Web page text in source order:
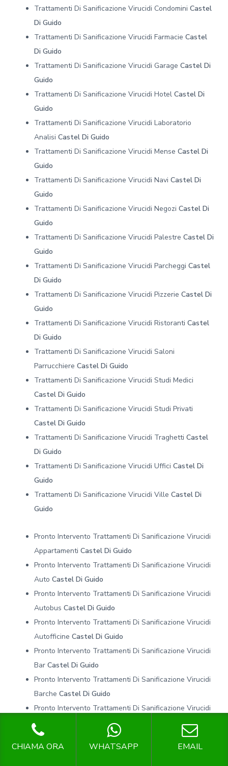
Trattamenti Di Sanificazione Virucidi Condomini Castel
Di Guido
Trattamenti Di Sanificazione Virucidi Farmacie Castel
Di Guido
Trattamenti Di Sanificazione Virucidi Garage Castel Di
Guido
Trattamenti Di Sanificazione Virucidi Hotel Castel Di
Guido
Trattamenti Di Sanificazione Virucidi Laboratorio
Analisi Castel Di Guido
Trattamenti Di Sanificazione Virucidi Mense Castel Di
Guido
Trattamenti Di Sanificazione Virucidi Navi Castel Di
Guido
Trattamenti Di Sanificazione Virucidi Negozi Castel Di
Guido
Trattamenti Di Sanificazione Virucidi Palestre Castel Di
Guido
Trattamenti Di Sanificazione Virucidi Parcheggi Castel
Di Guido
Trattamenti Di Sanificazione Virucidi Pizzerie Castel Di
Guido
Trattamenti Di Sanificazione Virucidi Ristoranti Castel
Di Guido
Trattamenti Di Sanificazione Virucidi Saloni
Parrucchiere Castel Di Guido
Trattamenti Di Sanificazione Virucidi Studi Medici
Castel Di Guido
Trattamenti Di Sanificazione Virucidi Studi Privati
Castel Di Guido
Trattamenti Di Sanificazione Virucidi Traghetti Castel
Di Guido
Trattamenti Di Sanificazione Virucidi Uffici Castel Di
Guido
Trattamenti Di Sanificazione Virucidi Ville Castel Di
Guido
Pronto Intervento Trattamenti Di Sanificazione Virucidi
Appartamenti Castel Di Guido
Pronto Intervento Trattamenti Di Sanificazione Virucidi
Auto Castel Di Guido
Pronto Intervento Trattamenti Di Sanificazione Virucidi
Autobus Castel Di Guido
Pronto Intervento Trattamenti Di Sanificazione Virucidi
Autofficine Castel Di Guido
Pronto Intervento Trattamenti Di Sanificazione Virucidi
Bar Castel Di Guido
Pronto Intervento Trattamenti Di Sanificazione Virucidi
Barche Castel Di Guido
Pronto Intervento Trattamenti Di Sanificazione Virucidi
Case
Pronto Intervento Trattamenti Di Sanificazione Virucidi
Case Di Riposo
Castel Di Guido
CHIAMA ORA WHATSAPP EMAIL